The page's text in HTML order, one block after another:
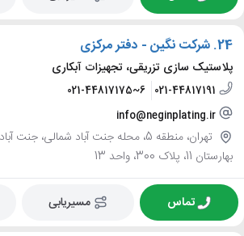
24. شرکت نگین - دفتر مرکزی
پلاستیک سازی تزریقی، تجهیزات آبکاری
021-44817191
021-44817175~6
info@neginplating.ir
تهران، منطقه 5، محله جنت آباد شمالی،
بهارستان 11، پلاک 300، واحد 13
تماس مسیریابی